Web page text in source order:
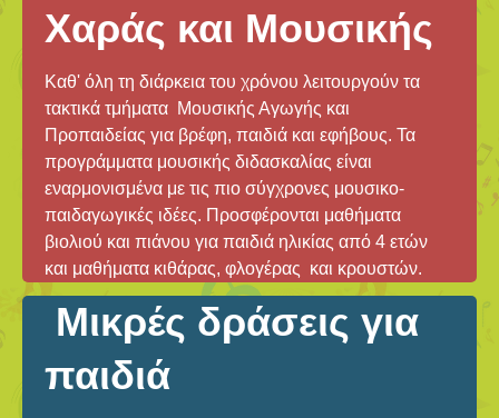
Χαράς και Μουσικής
Καθ' όλη τη διάρκεια του χρόνου λειτουργούν τα
τακτικά τμήματα Μουσικής Αγωγής και
Προπαιδείας για βρέφη, παιδιά και εφήβους. Τα
προγράμματα μουσικής διδασκαλίας είναι
εναρμονισμένα με τις πιο σύγχρονες μουσικο-
παιδαγωγικές ιδέες. Προσφέρονται μαθήματα
βιολιού και πιάνου για παιδιά ηλικίας από 4 ετών
και μαθήματα κιθάρας, φλογέρας και κρουστών.
Μικρές δράσεις για
παιδιά